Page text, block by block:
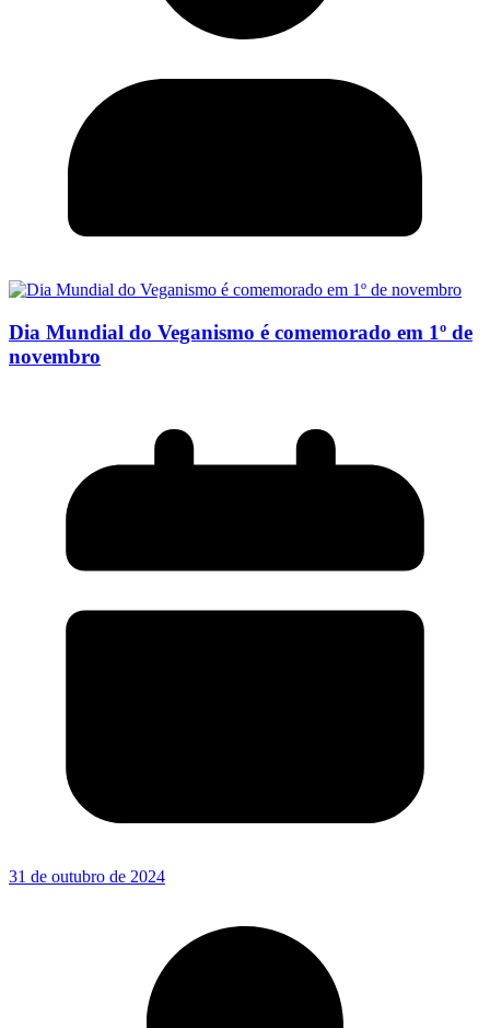
Dia Mundial do Veganismo é comemorado em 1º de
novembro
31 de outubro de 2024